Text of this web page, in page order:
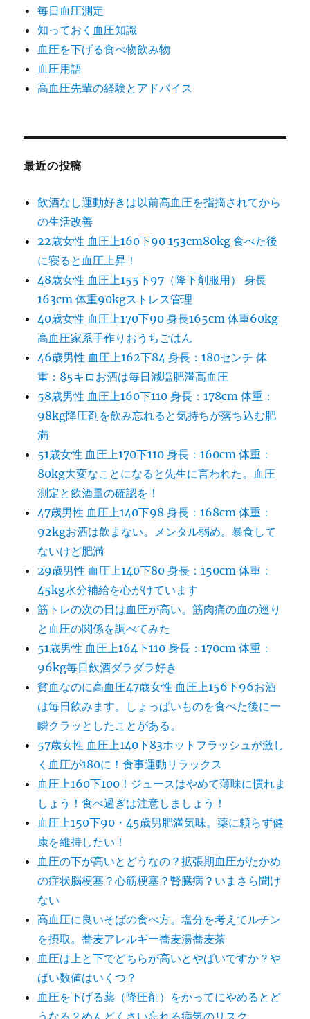
毎日血圧測定
知っておく血圧知識
血圧を下げる食べ物飲み物
血圧用語
高血圧先輩の経験とアドバイス
最近の投稿
飲酒なし運動好きは以前高血圧を指摘されてから
の生活改善
22歳女性 血圧上160下90 153cm80kg 食べた後
に寝ると血圧上昇！
48歳女性 血圧上155下97（降下剤服用） 身長
163cm 体重90kgストレス管理
40歳女性 血圧上170下90 身長165cm 体重60kg
高血圧家系手作りおうちごはん
46歳男性 血圧上162下84 身長：180センチ 体
重：85キロお酒は毎日減塩肥満高血圧
58歳男性 血圧上160下110 身長：178cm 体重：
98kg降圧剤を飲み忘れると気持ちが落ち込む肥
満
51歳女性 血圧上170下110 身長：160cm 体重：
80kg大変なことになると先生に言われた。血圧
測定と飲酒量の確認を！
47歳男性 血圧上140下98 身長：168cm 体重：
92kgお酒は飲まない。メンタル弱め。暴食して
ないけど肥満
29歳男性 血圧上140下80 身長：150cm 体重：
45kg水分補給を心がけています
筋トレの次の日は血圧が高い。筋肉痛の血の巡り
と血圧の関係を調べてみた
51歳男性 血圧上164下110 身長：170cm 体重：
96kg毎日飲酒ダラダラ好き
貧血なのに高血圧47歳女性 血圧上156下96お酒
は毎日飲みます。しょっぱいものを食べた後に一
瞬クラッとしたことがある。
57歳女性 血圧上140下83ホットフラッシュが激し
く血圧が180に！食事運動リラックス
血圧上160下100！ジュースはやめて薄味に慣れま
しょう！食べ過ぎは注意しましょう！
血圧上150下90・45歳男肥満気味。薬に頼らず健
康を維持したい！
血圧の下が高いとどうなの？拡張期血圧がたかめ
の症状脳梗塞？心筋梗塞？腎臓病？いまさら聞け
ない
高血圧に良いそばの食べ方。塩分を考えてルチン
を摂取。蕎麦アレルギー蕎麦湯蕎麦茶
血圧は上と下でどちらが高いとやばいですか？や
ばい数値はいくつ？
血圧を下げる薬（降圧剤）をかってにやめるとど